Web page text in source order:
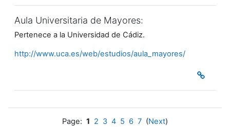
Aula Universitaria de Mayores:
Pertenece a la Universidad de Cádiz.
http://www.uca.es/web/estudios/aula_mayores/
Page: 1 2 3 4 5 6 7 (Next)